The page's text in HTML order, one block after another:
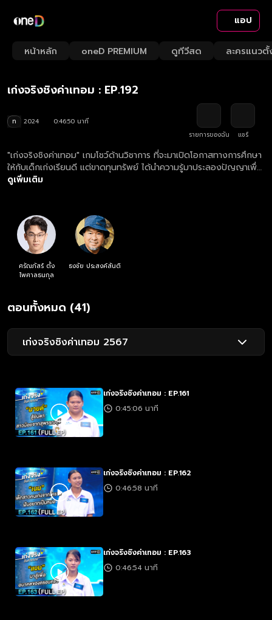
แอป
หน้าหลัก oneD PREMIUM ดูทีวีสด ละครแนวตั้
Loaded:
2.12%
Rate
เก่งจริงชิงค่าเทอม : EP.192
ท 2024
0:46:50 นาที
รายการของฉัน
แชร์
"เก่งจริงชิงค่าเทอม" เกมโชว์ด้านวิชาการ ที่จะมาเปิดโอกาสทางการศึกษา
ให้กับเด็กเก่งเรียนดี แต่ขาดทุนทรัพย์ ได้นำความรู้มาประลองปัญญาเพื่อ
ชิงทุนการศึกษา ดูย้อนหลังรายการ เก่งจริงชิงค่าเทอม ตอนใหม่ล่าสุด
ดูเพิ่มเติม
ศรัณภัสร์ ตั้ง
ไพศาลธนกุล
ธงชัย ประสงค์สันติ
ตอนทั้งหมด (41)
เก่งจริงชิงค่าเทอม 2567
เก่งจริงชิงค่าเทอม : EP.161
0:45:06 นาที
เก่งจริงชิงค่าเทอม : EP.162
0:46:58 นาที
เก่งจริงชิงค่าเทอม : EP.163
0:46:54 นาที